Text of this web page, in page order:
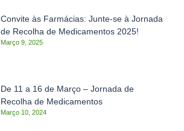
Convite às Farmácias: Junte-se à Jornada
de Recolha de Medicamentos 2025!
Março 9, 2025
De 11 a 16 de Março – Jornada de
Recolha de Medicamentos
Março 10, 2024